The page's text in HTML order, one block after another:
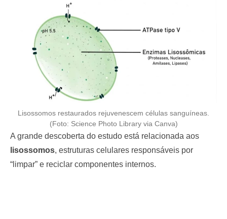
Lisossomos restaurados rejuvenescem células sanguíneas.
(Foto: Science Photo Library via Canva)
A grande descoberta do estudo está relacionada aos
lisossomos, estruturas celulares responsáveis por
“limpar” e reciclar componentes internos.